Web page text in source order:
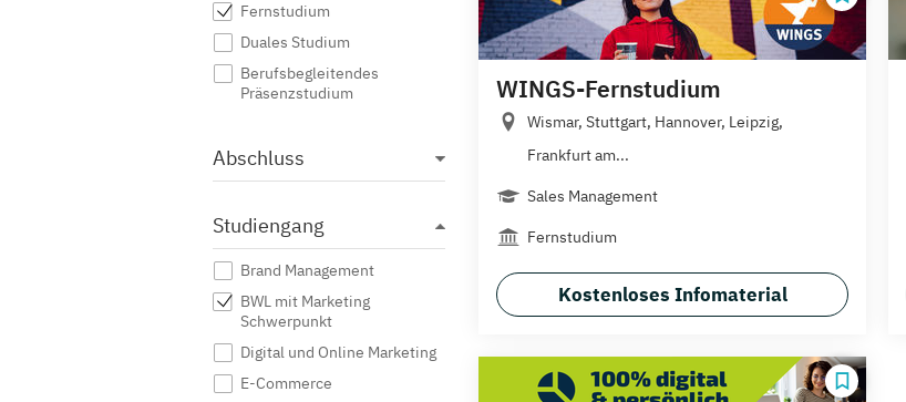
Fernstudium
Duales Studium
Berufsbegleitendes
Präsenzstudium
Abschluss
Studiengang
Brand Management
BWL mit Marketing
Schwerpunkt
Digital und Online Marketing
E-Commerce
WINGS-Fernstudium
Wismar, Stuttgart, Hannover, Leipzig,
Frankfurt am...
Sales Management
Fernstudium
Kostenloses Infomaterial